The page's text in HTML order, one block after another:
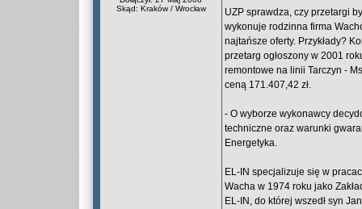
Skąd: Kraków / Wrocław
UZP sprawdza, czy przetargi
wykonuje rodzinna firma
najtańsze oferty. Przykłady?
przetarg ogłoszony w 2001
remontowe na linii Tarczyn -
ceną 171.407,42 zł.
- O wyborze wykonawcy
techniczne oraz warunki
Energetyka.
EL-IN specjalizuje się w
Wacha w 1974 roku jako
EL-IN, do której wszedł syn